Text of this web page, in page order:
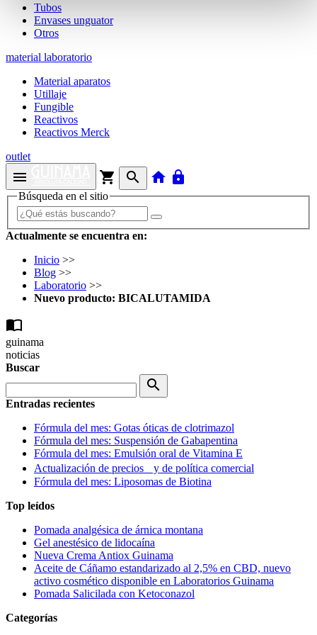
Tubos
Envases unguator
Otros
material laboratorio
Material aparatos
Utillaje
Fungible
Reactivos
Reactivos Merck
outlet
menu shopping_cart search home lock
Búsqueda en el sitio
Actualmente se encuentra en:
Inicio >>
Blog >>
Laboratorio >>
Nuevo producto: BICALUTAMIDA
import_contacts
guinama
noticias
Buscar
search
Entradas recientes
Fórmula del mes: Gotas óticas de clotrimazol
Fórmula del mes: Suspensión de Gabapentina
Fórmula del mes: Emulsión oral de Vitamina E
Actualización de precios y de política comercial
Fórmula del mes: Liposomas de Biotina
Top leídos
Pomada analgésica de árnica montana
Gel anestésico de lidocaína
Nueva Crema Antiox Guinama
Aceite de Cáñamo estandarizado al 2,5% en CBD, nuevo
activo cosmético disponible en Laboratorios Guinama
Pomada Salicilada con Ketoconazol
Categorías